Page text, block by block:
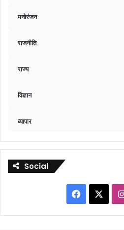
मनोरंजन
राजनीति
राज्य
विज्ञान
व्यापार
Social
Facebook